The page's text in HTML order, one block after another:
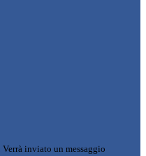
Verrà inviato un messaggio